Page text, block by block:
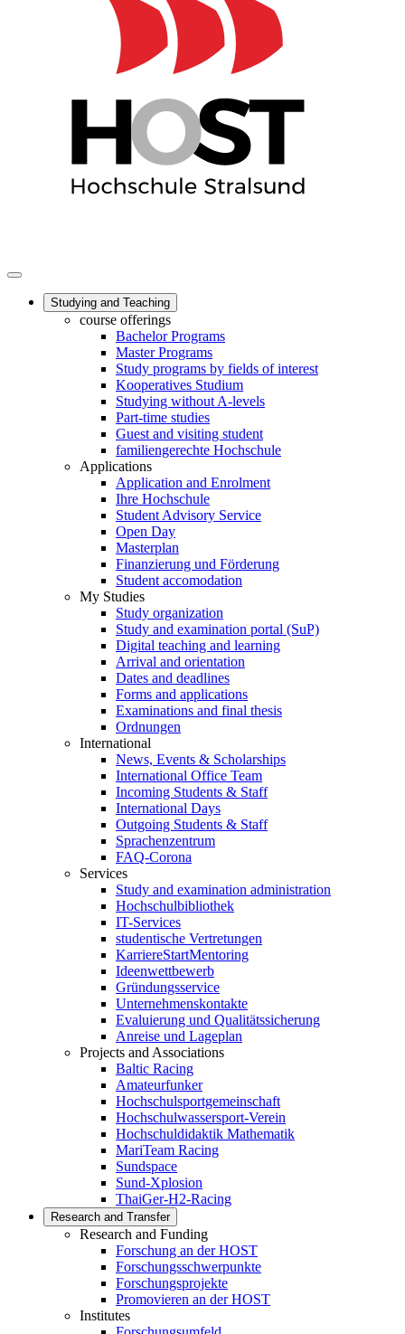
Studying and Teaching
course offerings
Bachelor Programs
Master Programs
Study programs by fields of interest
Kooperatives Studium
Studying without A-levels
Part-time studies
Guest and visiting student
familiengerechte Hochschule
Applications
Application and Enrolment
Ihre Hochschule
Student Advisory Service
Open Day
Masterplan
Finanzierung und Förderung
Student accomodation
My Studies
Study organization
Study and examination portal (SuP)
Digital teaching and learning
Arrival and orientation
Dates and deadlines
Forms and applications
Examinations and final thesis
Ordnungen
International
News, Events & Scholarships
International Office Team
Incoming Students & Staff
International Days
Outgoing Students & Staff
Sprachenzentrum
FAQ-Corona
Services
Study and examination administration
Hochschulbibliothek
IT-Services
studentische Vertretungen
KarriereStartMentoring
Ideenwettbewerb
Gründungsservice
Unternehmenskontakte
Evaluierung und Qualitätssicherung
Anreise und Lageplan
Projects and Associations
Baltic Racing
Amateurfunker
Hochschulsportgemeinschaft
Hochschulwassersport-Verein
Hochschuldidaktik Mathematik
MariTeam Racing
Sundspace
Sund-Xplosion
ThaiGer-H2-Racing
Research and Transfer
Research and Funding
Forschung an der HOST
Forschungsschwerpunkte
Forschungsprojekte
Promovieren an der HOST
Institutes